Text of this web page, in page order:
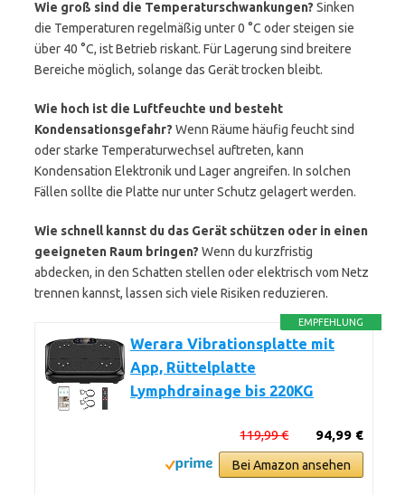
Wie groß sind die Temperaturschwankungen? Sinken
die Temperaturen regelmäßig unter 0 °C oder steigen sie
über 40 °C, ist Betrieb riskant. Für Lagerung sind breitere
Bereiche möglich, solange das Gerät trocken bleibt.
Wie hoch ist die Luftfeuchte und besteht
Kondensationsgefahr? Wenn Räume häufig feucht sind
oder starke Temperaturwechsel auftreten, kann
Kondensation Elektronik und Lager angreifen. In solchen
Fällen sollte die Platte nur unter Schutz gelagert werden.
Wie schnell kannst du das Gerät schützen oder in einen
geeigneten Raum bringen? Wenn du kurzfristig
abdecken, in den Schatten stellen oder elektrisch vom Netz
trennen kannst, lassen sich viele Risiken reduzieren.
EMPFEHLUNG
Werara Vibrationsplatte mit
App, Rüttelplatte
Lymphdrainage bis 220KG
94,99 €
119,99 €
Bei Amazon ansehen